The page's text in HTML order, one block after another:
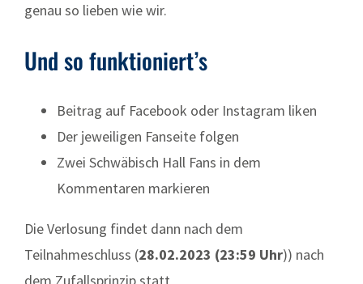
genau so lieben wie wir.
Und so funktioniert’s
Beitrag auf Facebook oder Instagram liken
Der jeweiligen Fanseite folgen
Zwei Schwäbisch Hall Fans in dem
Kommentaren markieren
Die Verlosung findet dann nach dem
Teilnahmeschluss (28.02.2023 (23:59 Uhr)) nach